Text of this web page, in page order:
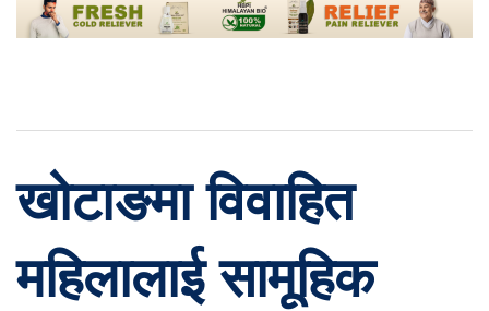
खोटाङमा विवाहित
महिलालाई सामूहिक